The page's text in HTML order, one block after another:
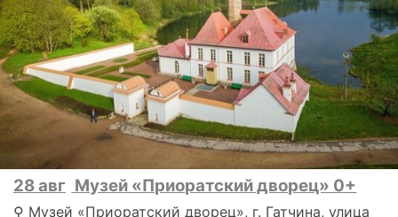
28 авг Музей «Приоратский дворец» 0+
⚲ Музей «Приоратский дворец», г. Гатчина, улица